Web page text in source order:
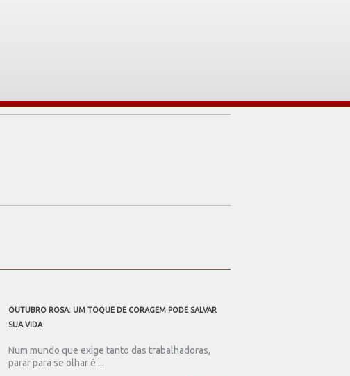
OUTUBRO ROSA: UM TOQUE DE CORAGEM PODE SALVAR
SUA VIDA
Num mundo que exige tanto das trabalhadoras,
parar para se olhar é ...